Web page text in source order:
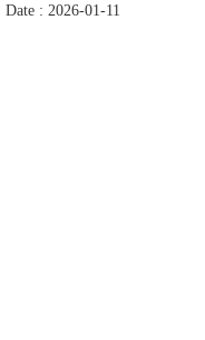
Date : 2026-01-11